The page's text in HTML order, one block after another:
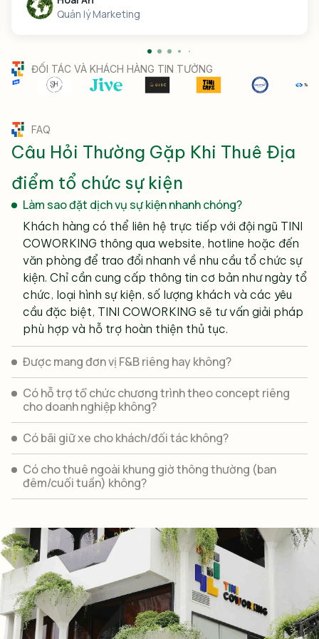
hiện sự trang trọng và ý nghĩa, đồng thời tận dụng
tối đa phong cách mở, gần gũi thiên nhiên, tạo ấn
Ra mắt sản phẩm hoặc sinh nhật doanh nghiệp
với không gian linh hoạt dễ dàng thiết kế theo
concept độc đáo, thu hút sự quan tâm và phản hồi
Sự kiện cộng đồng, workshop, talkshow ngoài
là hình thức được nhiều startup hoặc nhóm
cộng đồng yêu chuộng nhằm tạo sự gần gũi, kết nối
Buổi chiếu phim, trải nghiệm nghệ thuật, tiệc
tùng ngoài trờigiúp tạo không gian văn hóa
phong phú, kết nối cộng đồng, nâng cao giá trị
tương tác xã hội.
Cơ sở vật chất và dịch vụ đi kèm
TINI COWORKING cung cấp đa dạng trang thiết bị và
kiện ngoài trời diễn ra suôn sẻ và chuyên nghiệp:
Thiết bị tiêu chuẩn
: bộ bàn ghế thoải mái, mái che
chất lượng, backdrop trang trí bắt mắt, hệ thống
âm thanh chất lượng cao, ánh sáng đa dạng và
máy chiếu hiện đại.
Mạngwifi tốc độ cao, ổn địnhđáp ứng nhu cầu
Quản lý Marketing
ĐỐI TÁC VÀ KHÁCH HÀNG TIN TƯỞNG
FAQ
Câu Hỏi Thường Gặp Khi Thuê Địa
điểm tổ chức sự kiện
Làm sao đặt dịch vụ sự kiện nhanh chóng?
Khách hàng có thể liên hệ trực tiếp với đội ngũ TINI
COWORKING thông qua website, hotline hoặc đến
văn phòng để trao đổi nhanh về nhu cầu tổ chức sự
kiện. Chỉ cần cung cấp thông tin cơ bản như ngày tổ
chức, loại hình sự kiện, số lượng khách và các yêu
cầu đặc biệt, TINI COWORKING sẽ tư vấn giải pháp
phù hợp và hỗ trợ hoàn thiện thủ tục.
Được mang đơn vị F&B riêng hay không?
Có hỗ trợ tổ chức chương trình theo concept riêng
cho doanh nghiệp không?
Có bãi giữ xe cho khách/đối tác không?
Có cho thuê ngoài khung giờ thông thường (ban
đêm/cuối tuần) không?